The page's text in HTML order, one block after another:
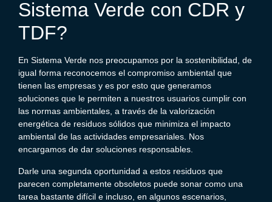
Sistema Verde con CDR y
TDF?
En Sistema Verde nos preocupamos por la sostenibilidad, de
igual forma reconocemos el compromiso ambiental que
tienen las empresas y es por esto que generamos
soluciones que le permiten a nuestros usuarios cumplir con
las normas ambientales, a través de la valorización
energética de residuos sólidos que minimiza el impacto
ambiental de las actividades empresariales. Nos
encargamos de dar soluciones responsables.
Darle una segunda oportunidad a estos residuos que
parecen completamente obsoletos puede sonar como una
tarea bastante difícil e incluso, en algunos escenarios,